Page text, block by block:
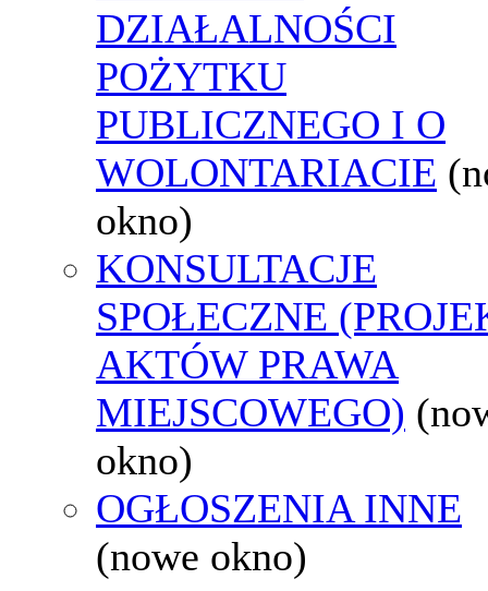
DZIAŁALNOŚCI
POŻYTKU
PUBLICZNEGO I O
WOLONTARIACIE
okno)
KONSULTACJE
SPOŁECZNE
AKTÓW PRAWA
MIEJSCOWEGO)
okno)
OGŁOSZENIA INNE
(nowe okno)